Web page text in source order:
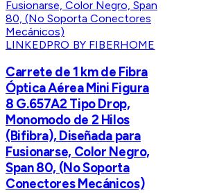
LINKEDPRO BY FIBERHOME
Carrete de 1 km de Fibra
Óptica Aérea Mini Figura
8 G.657A2 Tipo Drop,
Monomodo de 2 Hilos
(Bifibra), Diseñada para
Fusionarse, Color Negro,
Span 80, (No Soporta
Conectores Mecánicos)